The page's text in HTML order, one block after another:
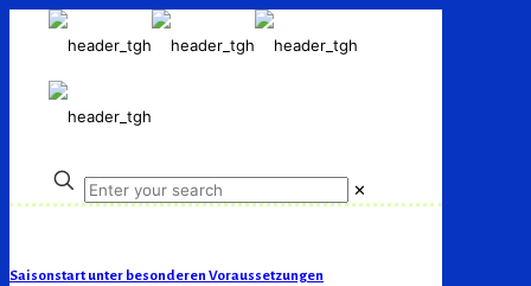
✕
Saisonstart unter besonderen Voraussetzungen